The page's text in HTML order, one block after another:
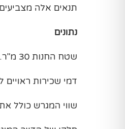
תנאים אלה
נתונים
שטח החנות 30 מ"ר.
דמי שכירות ראויים
שווי המגרש כולל